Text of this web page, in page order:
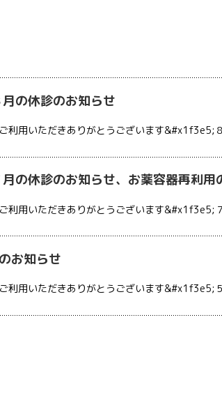
月の休診のお知らせ
利用いただきありがとうございます&#x1f3e5;
月の休診のお知らせ、お薬容器再利用
利用いただきありがとうございます&#x1f3e5;
お知らせ
利用いただきありがとうございます&#x1f3e5;